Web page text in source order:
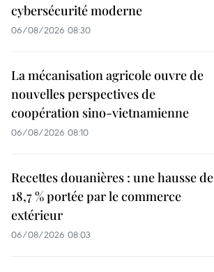
cybersécurité moderne
06/08/2026 08:30
La mécanisation agricole ouvre de
nouvelles perspectives de
coopération sino-vietnamienne
06/08/2026 08:10
Recettes douanières : une hausse de
18,7 % portée par le commerce
extérieur
06/08/2026 08:03